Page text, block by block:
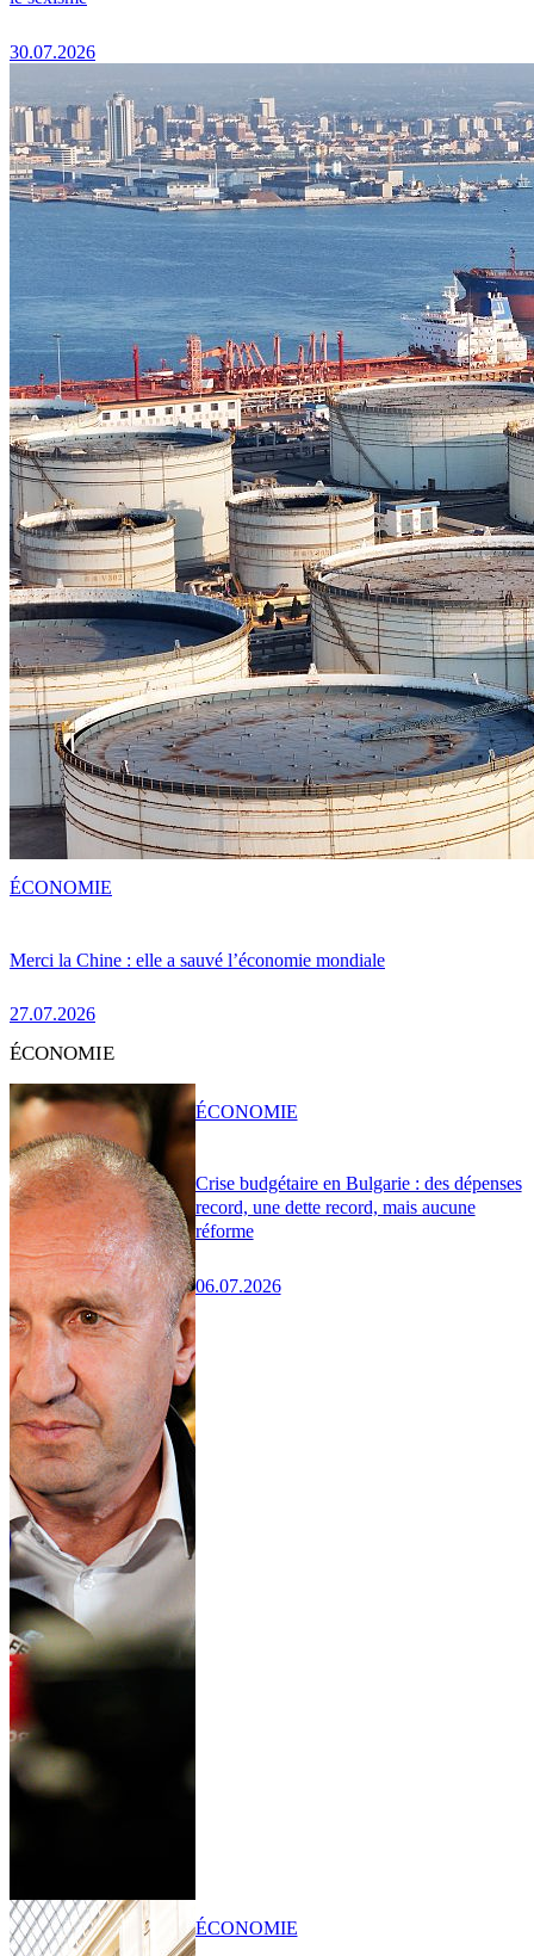
30.07.2026
Merci la Chine : elle a sauvé l’économie mondiale
27.07.2026
ÉCONOMIE
ÉCONOMIE
Crise budgétaire en Bulgarie : des dépenses
record, une dette record, mais aucune
réforme
06.07.2026
ÉCONOMIE
ÉCONOMIE